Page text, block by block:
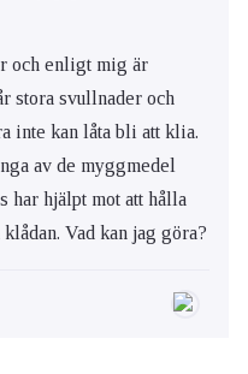
och enligt mig är
stora svullnader och
inte kan låta bli att klia.
av de myggmedel
har hjälpt mot att hålla
Vad kan jag göra?